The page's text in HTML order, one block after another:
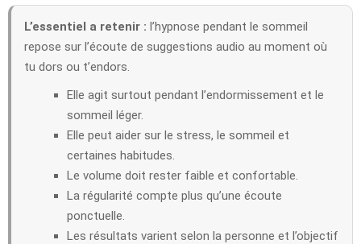
L’essentiel a retenir : l’hypnose pendant le sommeil
repose sur l’écoute de suggestions audio au moment où
tu dors ou t’endors.
Elle agit surtout pendant l’endormissement et le
sommeil léger.
Elle peut aider sur le stress, le sommeil et
certaines habitudes.
Le volume doit rester faible et confortable.
La régularité compte plus qu’une écoute
ponctuelle.
Les résultats varient selon la personne et l’objectif